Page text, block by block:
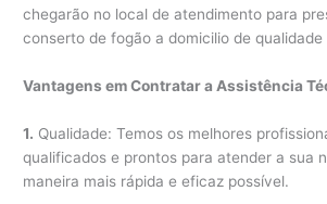
chegarão no local de atendimento para
conserto de fogão a domicilio de
Vantagens em Contratar a Assistência
1. Qualidade: Temos os melhores
qualificados e prontos para atender a sua
maneira mais rápida e eficaz possível.